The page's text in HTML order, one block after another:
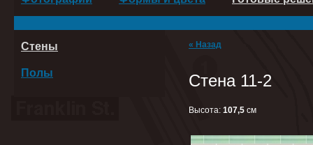
Стены
Полы
« Назад
Стена 11-2
Высота: 107,5 cм